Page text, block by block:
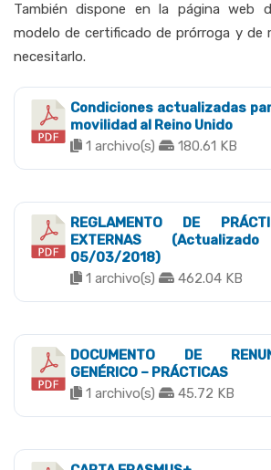
También dispone en la página web
modelo de certificado de prórroga y de
necesitarlo.
Condiciones actualizadas
movilidad al Reino Unido
1 archivo(s)
180.61 KB
REGLAMENTO DE
EXTERNAS
05/03/2018)
1 archivo(s)
462.04 KB
DOCUMENTO DE
GENÉRICO – PRÁCTICAS
1 archivo(s)
45.72 KB